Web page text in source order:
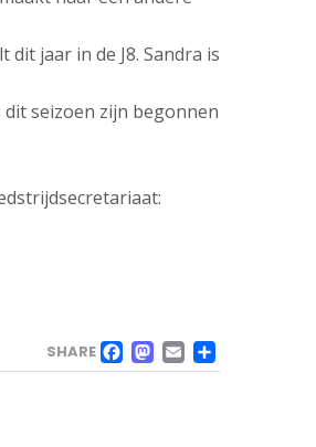
jaar in de J8. Sandra is
dit seizoen zijn begonnen
SHARE FACEBOOK
EMAIL